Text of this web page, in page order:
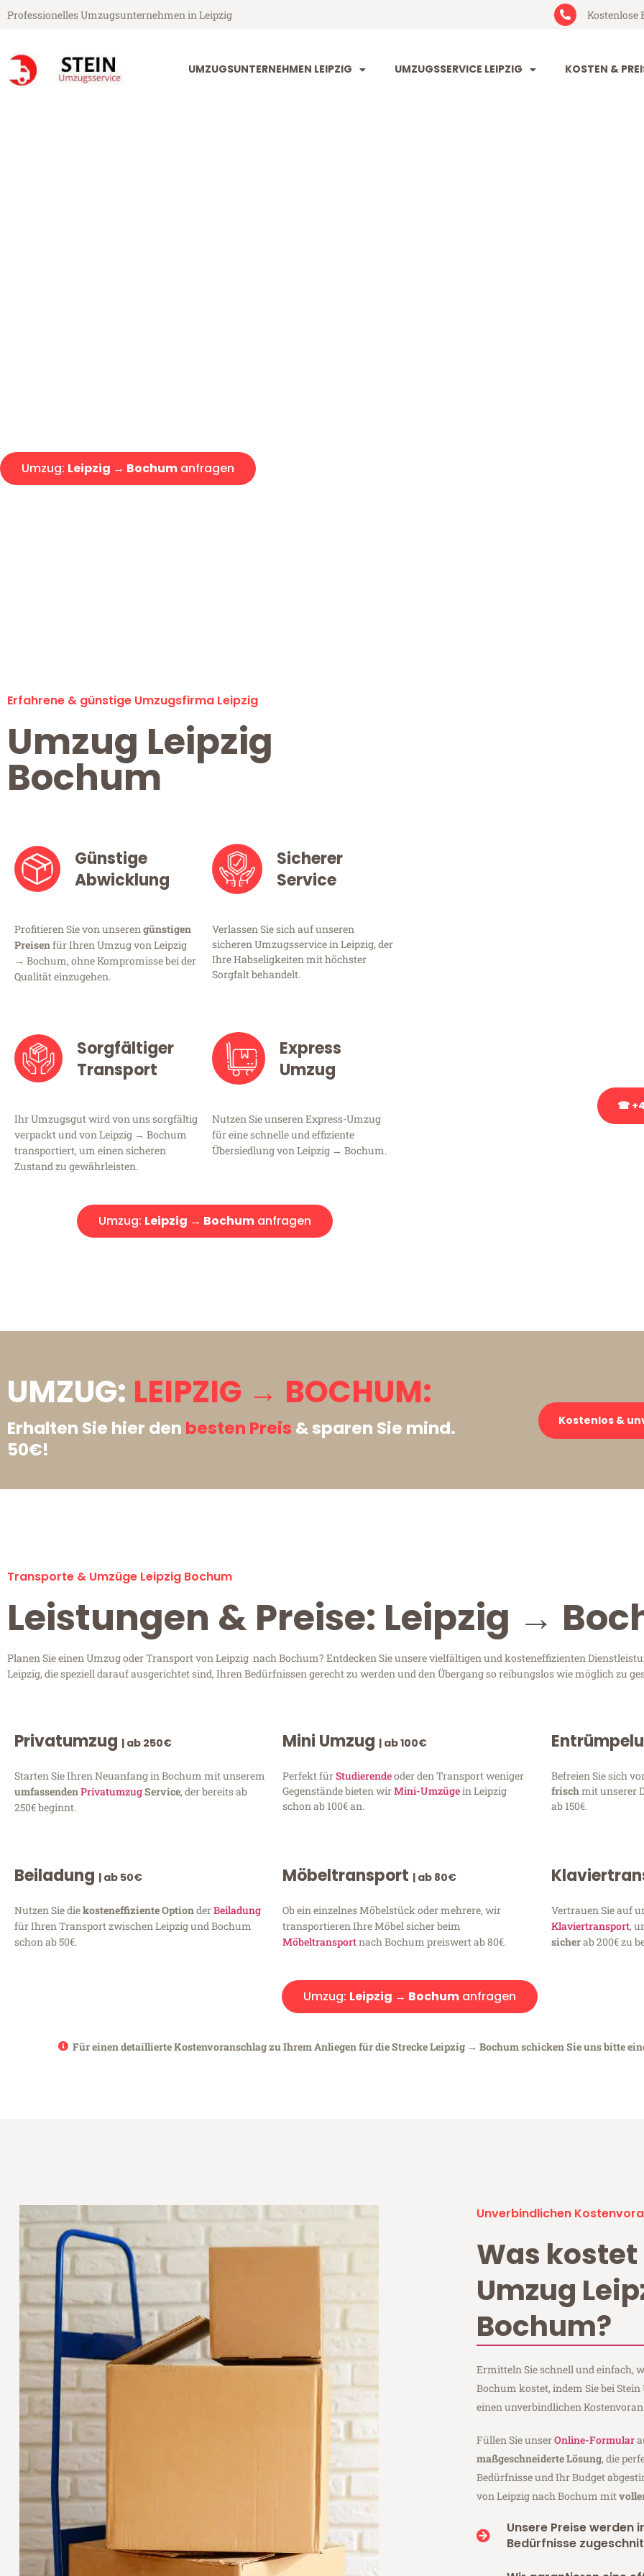
Professionelles Umzugsunternehmen in Leipzig Kostenlose
UMZUGSUNTERNEHMEN LEIPZIG UMZUGSSERVICE LEIPZIG KOSTEN &
Umzug: Leipzig → Bochum anfragen
Erfahrene & günstige Umzugsfirma Leipzig
Umzug Leipzig
Bochum
Günstige
Abwicklung
Profitieren Sie von unserengünstigen
Preisenfür Ihren Umzug von Leipzig
→ Bochum, ohne Kompromisse bei der
Qualität einzugehen.
Sicherer
Service
Verlassen Sie sich auf unseren
sicheren Umzugsservice in Leipzig, der
Ihre Habseligkeiten mit höchster
Sorgfalt behandelt.
Sorgfältiger
Transport
Ihr Umzugsgut wird von uns sorgfältig
verpackt und von Leipzig → Bochum
transportiert, um einen sicheren
Zustand zu gewährleisten.
Express
Umzug
Nutzen Sie unseren Express-Umzug
für eine schnelle und effiziente
Übersiedlung von Leipzig → Bochum.
Umzug: Leipzig → Bochum anfragen
☎
UMZUG: LEIPZIG → BOCHUM:
Erhalten Sie hier den besten Preis & sparen Sie mind.
50€!
Kostenlos &
Transporte & Umzüge Leipzig Bochum
Leistungen & Preise: Leipzig →
Planen Sie einen Umzug oder Transport von Leipzig nach Bochum? Entdecken Sie unsere vielfältigen und kosteneffizienten
Leipzig, die speziell darauf ausgerichtet sind, Ihren Bedürfnissen gerecht zu werden und den Übergang so reibungslos wie möglich zu
Privatumzug | ab 250€
Starten Sie Ihren Neuanfang in Bochum mit unserem
umfassendenPrivatumzugService, der bereits ab
250€ beginnt.
Mini Umzug | ab 100€
Perfekt fürStudierendeoder den Transport weniger
Gegenstände bieten wirMini-Umzügein Leipzig
schon ab 100€ an.
Befreien Sie sich
frischmit unserer
ab 150€.
Beiladung | ab 50€
Nutzen Sie diekosteneffiziente OptionderBeiladung
für Ihren Transport zwischen Leipzig und Bochum
schon ab 50€.
Möbeltransport | ab 80€
Ob ein einzelnes Möbelstück oder mehrere, wir
transportieren Ihre Möbel sicher beim
Möbeltransportnach Bochum preiswert ab 80€.
Vertrauen Sie auf
Klaviertransport,
sicherab 200€ zu
Umzug: Leipzig → Bochum anfragen
Für einen detaillierte Kostenvoranschlag zu Ihrem Anliegen für die Strecke Leipzig → Bochum schicken Sie uns bitte
Unverbindlichen
Was kostet
Umzug
Bochum?
Ermitteln Sie schnell und einfach,
Bochum kostet, indem Sie bei
einen unverbindlichen
Füllen Sie unserOnline-Formular
maßgeschneiderte Lösung, die
Bedürfnisse und Ihr Budget
von Leipzig nach Bochum mit
Unsere Preise werden
Bedürfnisse